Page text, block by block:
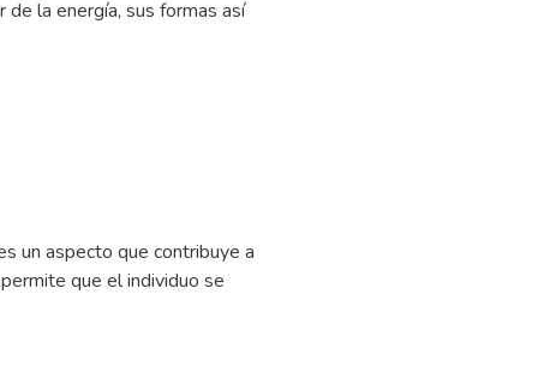
la energía, sus formas así
un aspecto que contribuye a
que el individuo se